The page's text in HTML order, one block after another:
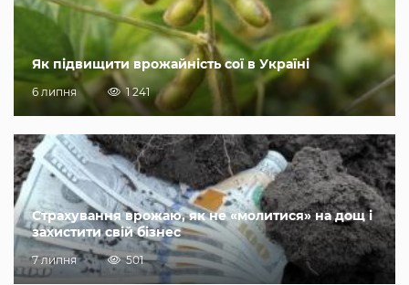
Як підвищити врожайність сої в Україні
6 липня 1 241
Страхування врожаю, як не «молитися» на дощ і
захистити свій бізнес
7 липня 501